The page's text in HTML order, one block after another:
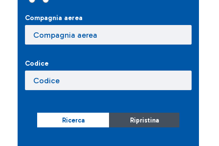
Compagnia aerea
Codice
Ricerca Ripristina